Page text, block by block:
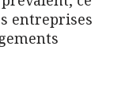
entreprises